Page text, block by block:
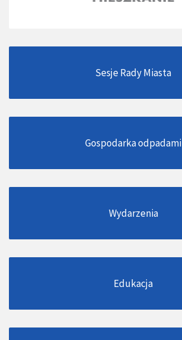
Sesje Rady Miasta
Gospodarka odpadami
Wydarzenia
Edukacja